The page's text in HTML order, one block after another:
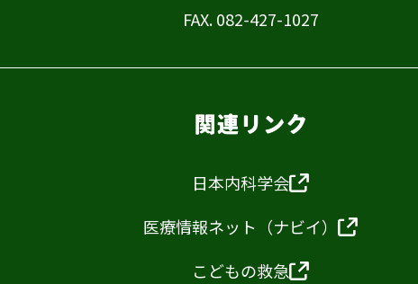
FAX. 082-427-1027
日本内科学会
医療情報ネット（ナビイ）
こどもの救急